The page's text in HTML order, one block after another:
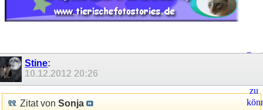
zu
Stine:
10.12.201220:26
Zitat von Sonja